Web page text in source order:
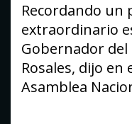
Recordando un
extraordinario
Gobernador del
Rosales, dijo en
Asamblea